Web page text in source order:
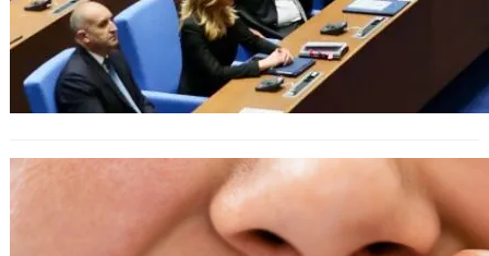
Парламентът обсъжда закон за
изтегляне на паучовете от пазара